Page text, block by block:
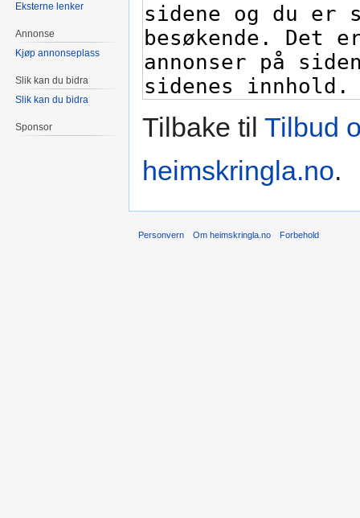
Tilbake til Tilbud
heimskringla.no.
Eksterne lenker
Annonse
Kjøp annonseplass
Slik kan du bidra
Slik kan du bidra
Sponsor
Personvern Om heimskringla.no Forbehold